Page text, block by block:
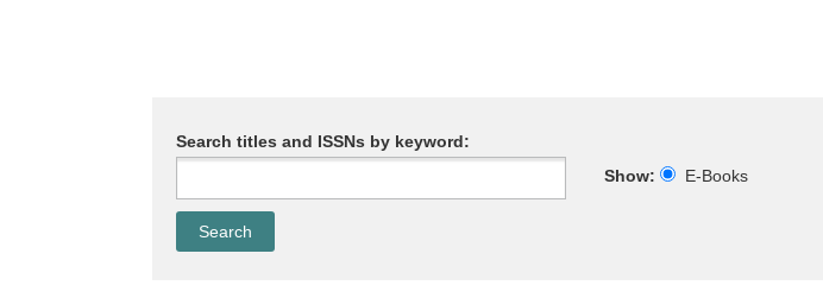
Search titles and ISSNs by keyword:
Show:
E-Books